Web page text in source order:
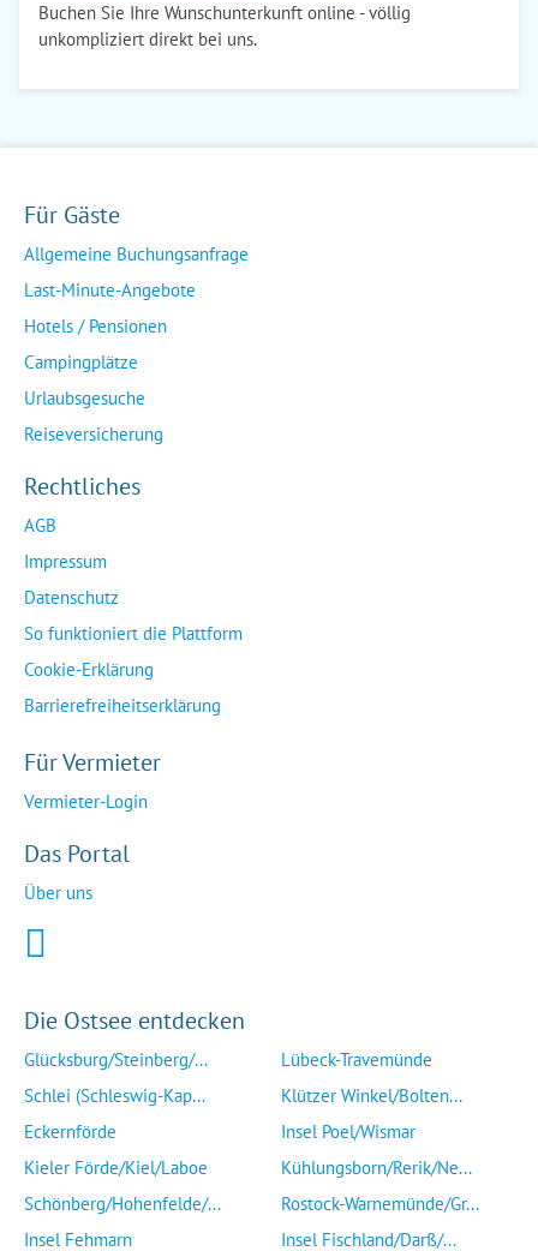
Buchen Sie Ihre Wunschunterkunft online - völlig
unkompliziert direkt bei uns.
Für Gäste
Allgemeine Buchungsanfrage
Last-Minute-Angebote
Hotels / Pensionen
Campingplätze
Urlaubsgesuche
Reiseversicherung
Rechtliches
AGB
Impressum
Datenschutz
So funktioniert die Plattform
Cookie-Erklärung
Barrierefreiheitserklärung
Für Vermieter
Vermieter-Login
Das Portal
Über uns
Die Ostsee entdecken
Glücksburg/Steinberg/...
Schlei (Schleswig-Kap...
Eckernförde
Kieler Förde/Kiel/Laboe
Schönberg/Hohenfelde/...
Insel Fehmarn
Lübeck-Travemünde
Klützer Winkel/Bolten...
Insel Poel/Wismar
Kühlungsborn/Rerik/Ne...
Rostock-Warnemünde/Gr...
Insel Fischland/Darß/...